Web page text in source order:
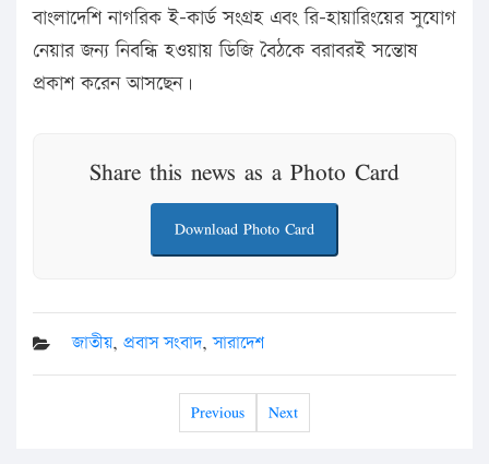
বাংলাদেশি নাগরিক ই-কার্ড সংগ্রহ এবং রি-হায়ারিংয়ের সুযোগ
নেয়ার জন্য নিবন্ধি হওয়ায় ডিজি বৈঠকে বরাবরই সন্তোষ
প্রকাশ করেন আসছেন।
Share this news as a Photo Card
Download Photo Card
জাতীয়, প্রবাস সংবাদ,সারাদেশ
Previous Next